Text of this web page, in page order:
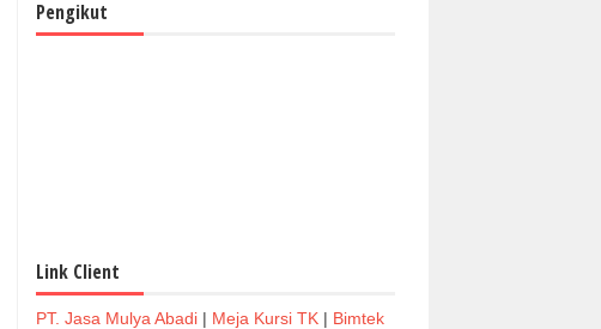
Pengikut
Link Client
PT. Jasa Mulya Abadi | Meja Kursi TK | Bimtek